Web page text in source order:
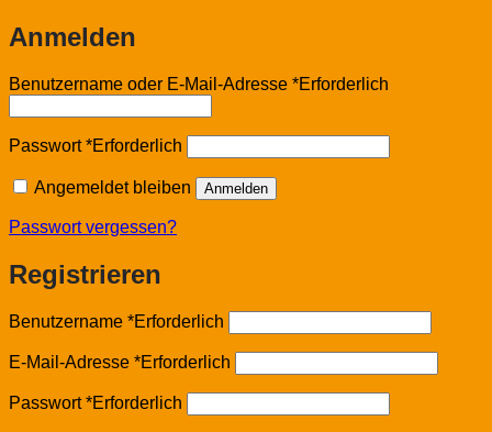
Anmelden
Benutzername oder E-Mail-Adresse *Erforderlich
Passwort*Erforderlich
Angemeldet bleiben Anmelden
Passwort vergessen?
Registrieren
Benutzername *Erforderlich
E-Mail-Adresse *Erforderlich
Passwort*Erforderlich